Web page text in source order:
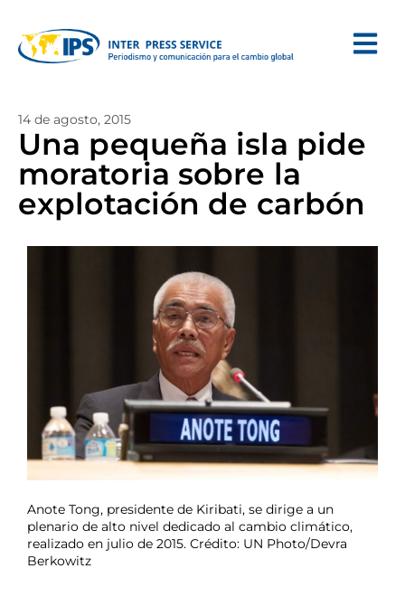
14 de agosto, 2015
Una pequeña isla pide
moratoria sobre la
explotación de carbón
Anote Tong, presidente de Kiribati, se dirige a un
plenario de alto nivel dedicado al cambio climático,
realizado en julio de 2015. Crédito: UN Photo/Devra
Berkowitz